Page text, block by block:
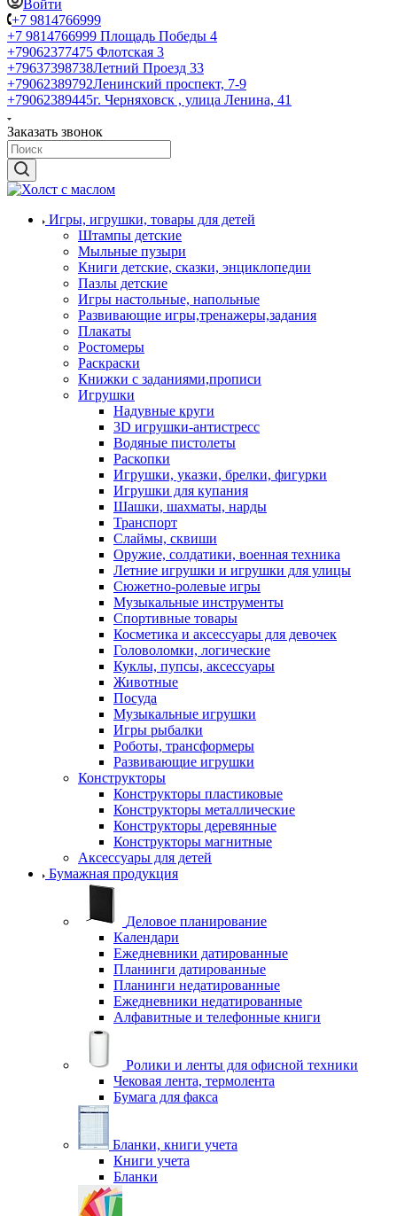
Войти
+7 9814766999
+7 9814766999 Площадь Победы 4
+79062377475 Флотская 3
+79637398738Летний Проезд 33
+79062389792Ленинский проспект, 7-9
+79062389445г. Черняховск , улица Ленина, 41
Заказать звонок
Игры, игрушки, товары для детей
Штампы детские
Мыльные пузыри
Книги детские, сказки, энциклопедии
Пазлы детские
Игры настольные, напольные
Развивающие игры,тренажеры,задания
Плакаты
Ростомеры
Раскраски
Книжки с заданиями,прописи
Игрушки
Надувные круги
3D игрушки-антистресс
Водяные пистолеты
Раскопки
Игрушки, указки, брелки, фигурки
Игрушки для купания
Шашки, шахматы, нарды
Транспорт
Слаймы, сквиши
Оружие, солдатики, военная техника
Летние игрушки и игрушки для улицы
Сюжетно-ролевые игры
Музыкальные инструменты
Спортивные товары
Косметика и аксессуары для девочек
Головоломки, логические
Куклы, пупсы, аксессуары
Животные
Посуда
Музыкальные игрушки
Игры рыбалки
Роботы, трансформеры
Развивающие игрушки
Конструкторы
Конструкторы пластиковые
Конструкторы металлические
Конструкторы деревянные
Конструкторы магнитные
Аксессуары для детей
Бумажная продукция
Деловое планирование
Календари
Ежедневники датированные
Планинги датированные
Планинги недатированные
Ежедневники недатированные
Алфавитные и телефонные книги
Ролики и ленты для офисной техники
Чековая лента, термолента
Бумага для факса
Бланки, книги учета
Книги учета
Бланки